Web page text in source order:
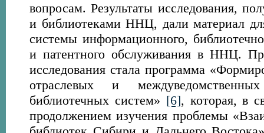
вопросам. Результаты исследования,
и библиотеками ННЦ, дали материал
системы информационного,
и патентного обслуживания в ННЦ.
исследования стала программа
отраслевых и междуведомственных
библиотечных систем» [6], которая, в
продолжением изучения проблемы